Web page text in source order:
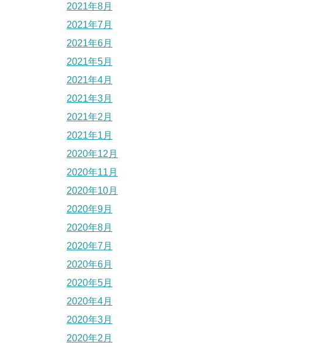
2021年8月
2021年7月
2021年6月
2021年5月
2021年4月
2021年3月
2021年2月
2021年1月
2020年12月
2020年11月
2020年10月
2020年9月
2020年8月
2020年7月
2020年6月
2020年5月
2020年4月
2020年3月
2020年2月